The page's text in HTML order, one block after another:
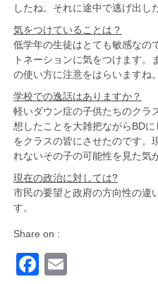
したね。それに途中で逃げ出し
気をつけていることは？
低学年の生徒はとても敏感なの
トネーションに気をつけます
の使い方に注意をはらいますね。
学校での逸話はありますか？
軽いダウン症の子供たちのクラ
想したことを大雑把ながらBD
をクラスの皆にさせたのです
れないその子の可能性を見た気
現在の政治に対しては?
市民の要望と政府の方向性の違
す。
Share on :
Facebook